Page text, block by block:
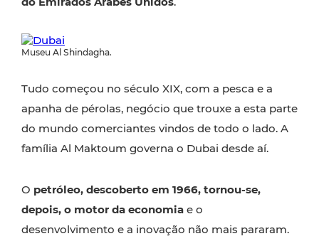
Museu Al Shindagha.
Tudo começou no século XIX, com a pesca e a
apanha de pérolas, negócio que trouxe a esta parte
do mundo comerciantes vindos de todo o lado. A
família Al Maktoum governa o Dubai desde aí.
O petróleo, descoberto em 1966, tornou-se,
depois, o motor da economia e o
desenvolvimento e a inovação não mais pararam.